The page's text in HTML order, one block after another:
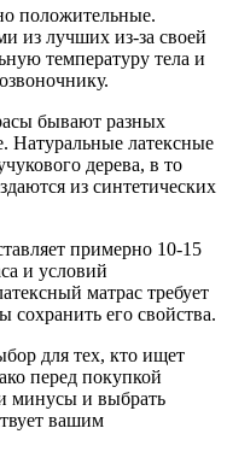
положительные.
из лучших из-за своей
температуру тела и
бывают разных
Натуральные латексные
дерева, в то
из синтетических
примерно 10-15
и условий
матрас требует
сохранить его свойства.
для тех, кто ищет
перед покупкой
минусы и выбрать
вашим